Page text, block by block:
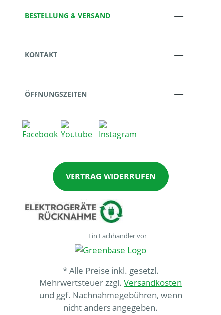
BESTELLUNG & VERSAND
KONTAKT
ÖFFNUNGSZEITEN
VERTRAG WIDERRUFEN
Ein Fachhändler von
* Alle Preise inkl. gesetzl.
Mehrwertsteuer zzgl. Versandkosten
und ggf. Nachnahmegebühren, wenn
nicht anders angegeben.